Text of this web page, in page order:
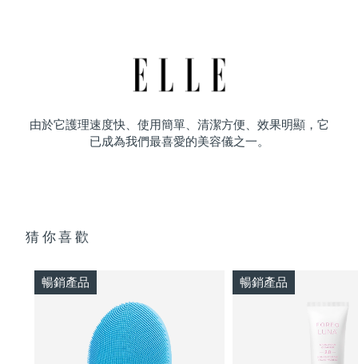
由於它護理速度快、使用簡單、清潔方便、效果明顯，它
已成為我們最喜愛的美容儀之一。
猜你喜歡
暢銷產品 暢銷產品